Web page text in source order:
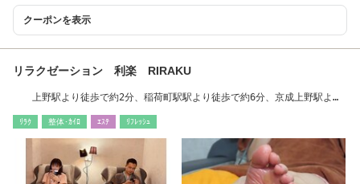
クーポンを表示
リラクゼーション 利楽 RIRAKU
上野駅より徒歩で約2分、稲荷町駅駅より徒歩で約6分、京成上野駅より
ﾘﾗｸ 整体･ｶｲﾛ ｴｽﾃ ﾘﾌﾚｯｼｭ